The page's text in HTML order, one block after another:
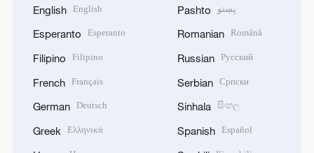
English English
Esperanto Esperanto
Filipino Filipino
French Français
German Deutsch
Greek Ελληνικά
Pashto پښتو
Romanian Română
Russian Русский
Serbian Српски
Sinhala සිංහල
Spanish Español